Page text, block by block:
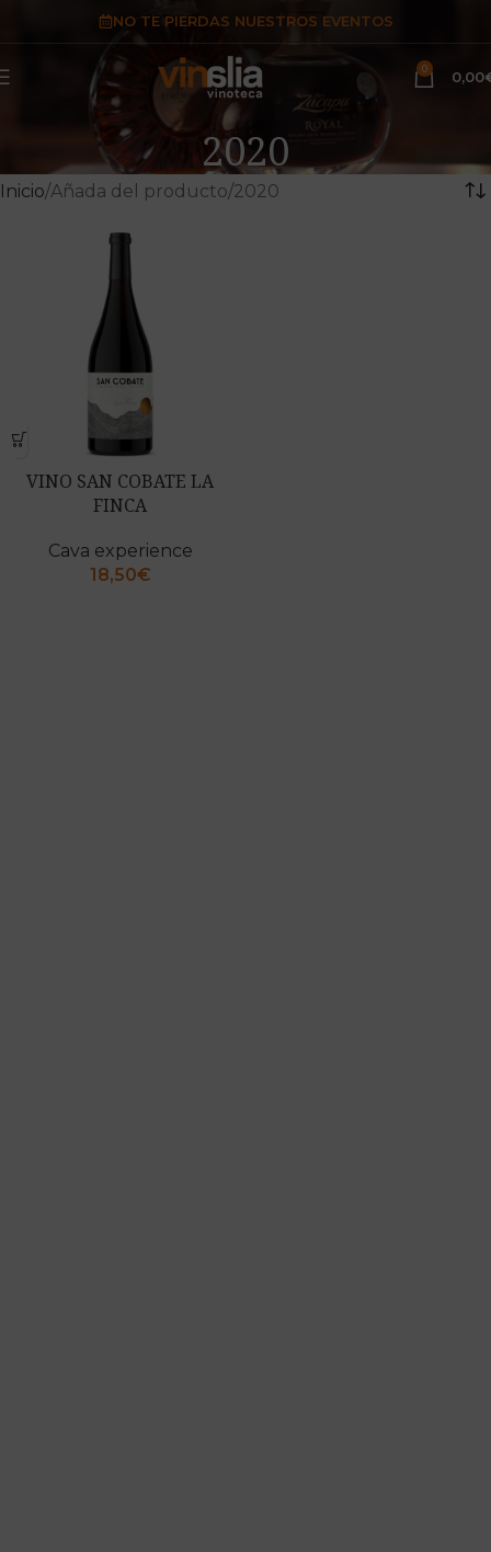
NO TE PIERDAS NUESTROS EVENTOS
0 0,00
2020
Inicio Añada del producto 2020
VINO SAN COBATE LA
FINCA
Cava experience
18,50€